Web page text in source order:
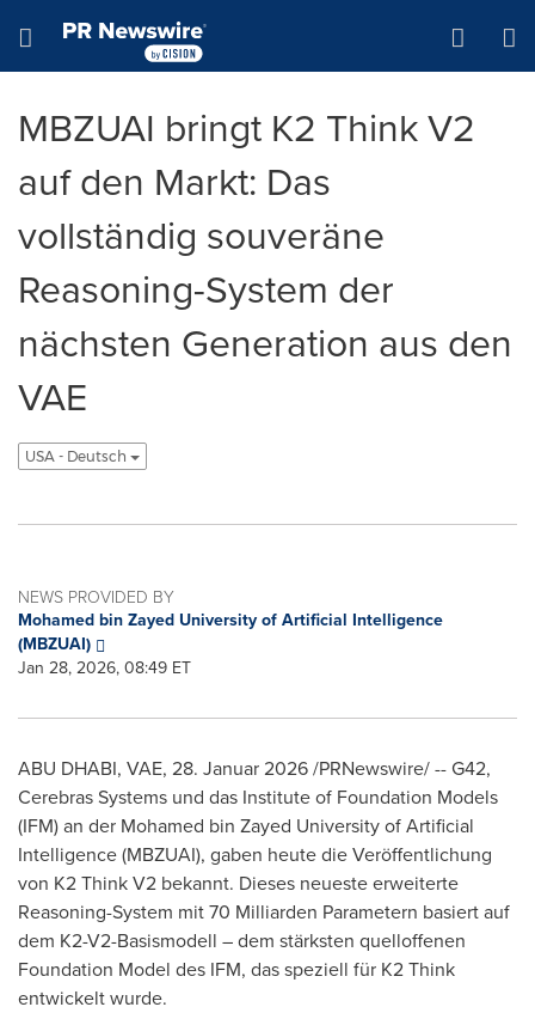
Hamburger menu
MBZUAI bringt K2 Think V2
auf den Markt: Das
vollständig souveräne
Reasoning-System der
nächsten Generation aus den
VAE
USA - Deutsch
NEWS PROVIDED BY
Mohamed bin Zayed University of Artificial Intelligence
(MBZUAI)
Jan 28, 2026, 08:49 ET
ABU DHABI, VAE, 28. Januar 2026/PRNewswire/ -- G42,
Cerebras Systems und das Institute of Foundation Models
(IFM) an der Mohamed bin Zayed University of Artificial
Intelligence (MBZUAI), gaben heute die Veröffentlichung
von K2 Think V2 bekannt. Dieses neueste erweiterte
Reasoning-System mit 70 Milliarden Parametern basiert auf
dem K2-V2-Basismodell – dem stärksten quelloffenen
Foundation Model des IFM, das speziell für K2 Think
entwickelt wurde.